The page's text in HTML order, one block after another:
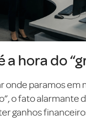
a hora do
onde paramos em
o fato alarmante
ganhos